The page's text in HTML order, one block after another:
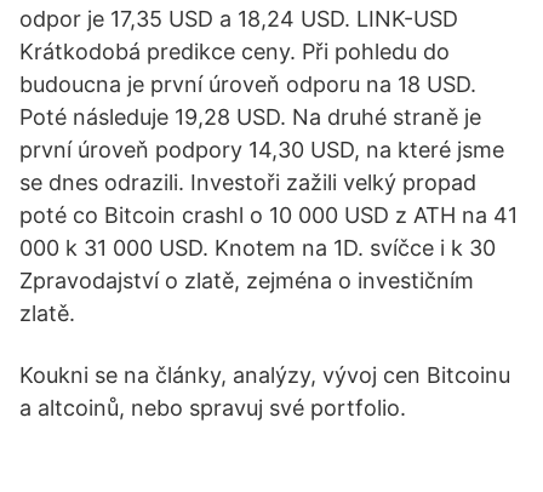
odpor je 17,35 USD a 18,24 USD. LINK-USD
Krátkodobá predikce ceny. Při pohledu do
budoucna je první úroveň odporu na 18 USD.
Poté následuje 19,28 USD. Na druhé straně je
první úroveň podpory 14,30 USD, na které jsme
se dnes odrazili. Investoři zažili velký propad
poté co Bitcoin crashl o 10 000 USD z ATH na 41
000 k 31 000 USD. Knotem na 1D. svíčce i k 30
Zpravodajství o zlatě, zejména o investičním
zlatě.
Koukni se na články, analýzy, vývoj cen Bitcoinu
a altcoinů, nebo spravuj své portfolio.